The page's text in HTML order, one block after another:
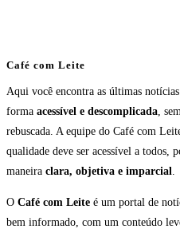
Café com Leite
Aqui você encontra as últimas
forma acessível e descomplicada,
rebuscada. A equipe do Café com
qualidade deve ser acessível a todos,
maneira clara, objetiva e imparcial.
O Café com Leite é um portal de
bem informado, com um conteúdo